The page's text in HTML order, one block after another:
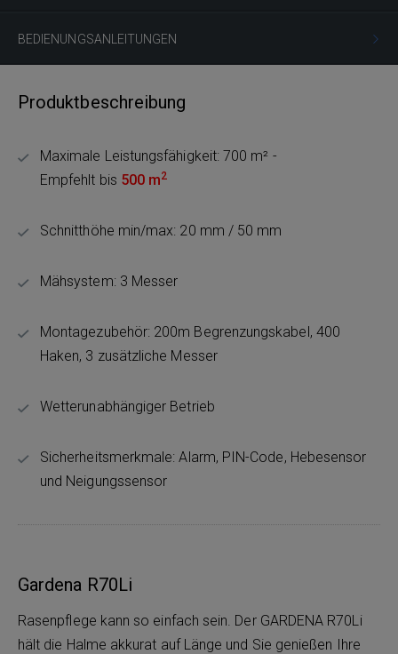
BEDIENUNGSANLEITUNGEN
Produktbeschreibung
Maximale Leistungsfähigkeit: 700 m² -
Empfehlt bis 500 m2
Schnitthöhe min/max: 20 mm / 50 mm
Mähsystem: 3 Messer
Montagezubehör: 200m Begrenzungskabel, 400
Haken, 3 zusätzliche Messer
Wetterunabhängiger Betrieb
Sicherheitsmerkmale: Alarm, PIN-Code, Hebesensor
und Neigungssensor
Gardena R70Li
Rasenpflege kann so einfach sein. Der GARDENA R70Li
hält die Halme akkurat auf Länge und Sie genießen Ihre